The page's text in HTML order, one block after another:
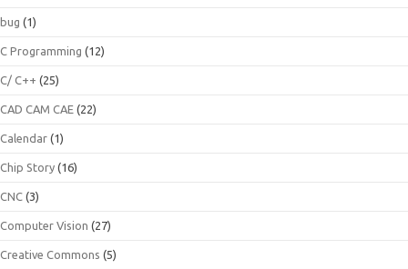
bug (1)
C Programming (12)
C/ C++ (25)
CAD CAM CAE (22)
Calendar (1)
Chip Story (16)
CNC (3)
Computer Vision (27)
Creative Commons (5)